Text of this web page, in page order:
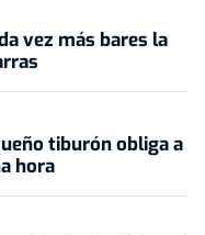
vez más bares la
tiburón obliga a
hora